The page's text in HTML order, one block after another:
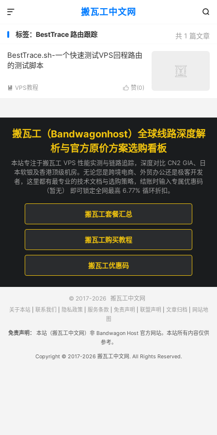
搬瓦工中文网 

共 1 篇文章
标签：BestTrace 路由跟踪
BestTrace.sh-一个快速测试VPS回程路由
的测试脚本
 赞(0)
 VPS教程
搬瓦工（Bandwagonhost）全球线路深度解
析与官方原价方案选购看板
本站专注于搬瓦工 VPS 性能实测与链路追踪，深度对比 CN2 GIA、日
本软银及香港顶级机房。无论您是跨境电商、外贸办公还是极客开发
者，这里都有最专业的技术文档与选购策略，结账时输入专属优惠码
（暂无） 即可锁定全网最高 6.77% 循环折扣。
搬瓦工套餐汇总
搬瓦工购买教程
搬瓦工优惠码
© 2017-2026 搬瓦工中文网
关于本站| 联系我们 隐私政策 服务条款 免责声明 联盟声明 文章归档
网站地
图
免责声明：
本站（搬瓦工中文网）非 Bandwagon Host 官方网站。本站所有内容仅供
参考。
Copyright © 2017-2026 搬瓦工中文网. All Rights Reserved.